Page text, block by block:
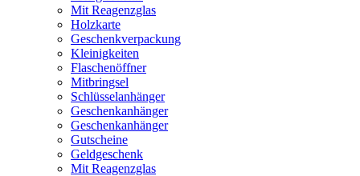
Mit Reagenzglas
Holzkarte
Geschenkverpackung
Kleinigkeiten
Flaschenöffner
Mitbringsel
Schlüsselanhänger
Geschenkanhänger
Geschenkanhänger
Gutscheine
Geldgeschenk
Mit Reagenzglas